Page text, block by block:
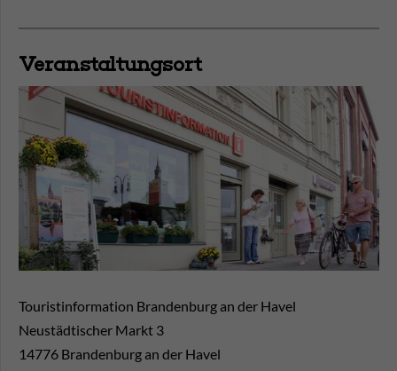
Veranstaltungsort
Touristinformation Brandenburg an der Havel
Neustädtischer Markt 3
14776 Brandenburg an der Havel